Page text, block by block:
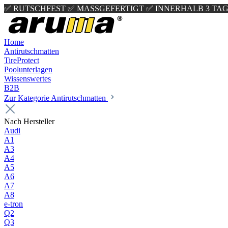
✅ RUTSCHFEST ✅ MASSGEFERTIGT ✅ INNERHALB 3
Home
Antirutschmatten
TireProtect
Poolunterlagen
Wissenswertes
B2B
Zur Kategorie Antirutschmatten
Nach Hersteller
Audi
A1
A3
A4
A5
A6
A7
A8
e-tron
Q2
Q3